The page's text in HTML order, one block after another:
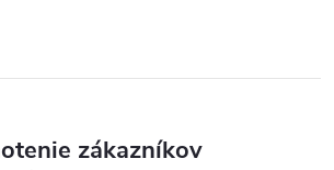
zákazníkov